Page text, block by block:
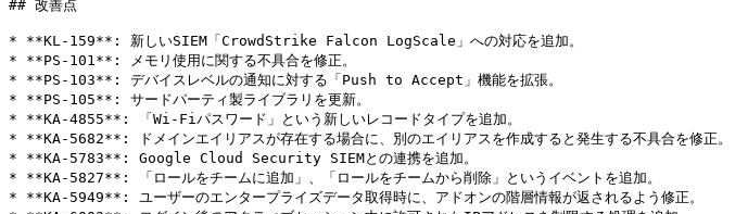
## 改善点
* **KL-159**: 新しいSIEM「CrowdStrike Falcon LogScale」への対応を追加。
* **PS-101**: メモリ使用に関する不具合を修正。
* **PS-103**: デバイスレベルの通知に対する「Push to Accept」機能を拡張。
* **PS-105**: サードパーティ製ライブラリを更新。
* **KA-4855**: 「Wi-Fiパスワード」という新しいレコードタイプを追加。
* **KA-5682**: ドメインエイリアスが存在する場合に、別のエイリアスを作成すると発生する不具合を修正。
* **KA-5783**: Google Cloud Security SIEMとの連携を追加。
* **KA-5827**: 「ロールをチームに追加」、「ロールをチームから削除」というイベントを追加。
* **KA-5949**: ユーザーのエンタープライズデータ取得時に、アドオンの階層情報が返されるよう修正。